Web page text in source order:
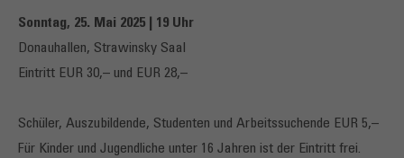
Sonntag, 25. Mai 2025 | 19 Uhr
Donauhallen, Strawinsky Saal
Eintritt EUR 30,– und EUR 28,–
Schüler, Auszubildende, Studenten und Arbeitssuchende EUR 5,–
Für Kinder und Jugendliche unter 16 Jahren ist der Eintritt frei.